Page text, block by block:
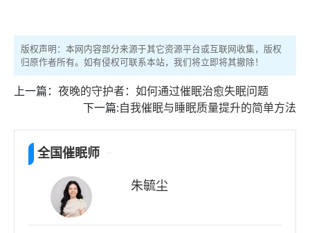
版权声明：本网内容部分来源于其它资源平台或互联网收集，版权
归原作者所有。如有侵权可联系本站，我们将立即将其撤除！
上一篇： 夜晚的守护者：如何通过催眠治愈失眠问题
下一篇:自我催眠与睡眠质量提升的简单方法
全国催眠师
朱毓尘